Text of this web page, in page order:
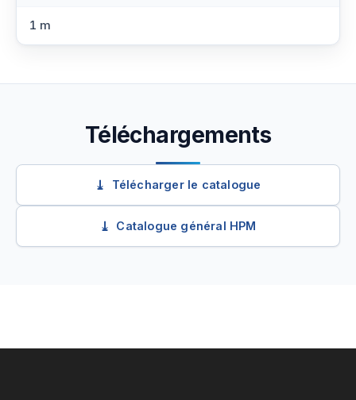
1 m
Téléchargements
Télécharger le catalogue
Catalogue général HPM